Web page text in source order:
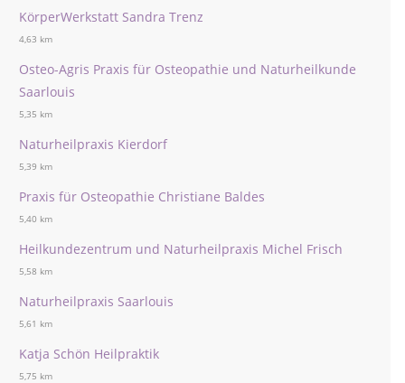
KörperWerkstatt Sandra Trenz
4,63 km
Osteo-Agris Praxis für Osteopathie und Naturheilkunde
Saarlouis
5,35 km
Naturheilpraxis Kierdorf
5,39 km
Praxis für Osteopathie Christiane Baldes
5,40 km
Heilkundezentrum und Naturheilpraxis Michel Frisch
5,58 km
Naturheilpraxis Saarlouis
5,61 km
Katja Schön Heilpraktik
5,75 km